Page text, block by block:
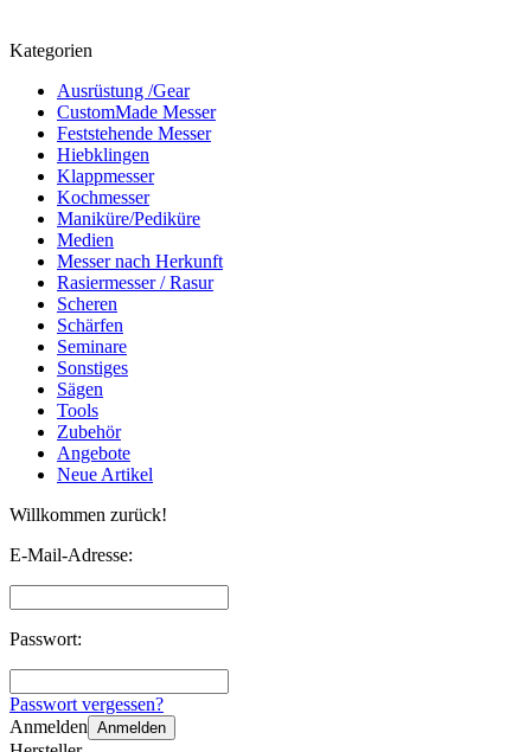
Kategorien
Ausrüstung /Gear
CustomMade Messer
Feststehende Messer
Hiebklingen
Klappmesser
Kochmesser
Maniküre/Pediküre
Medien
Messer nach Herkunft
Rasiermesser / Rasur
Scheren
Schärfen
Seminare
Sonstiges
Sägen
Tools
Zubehör
Angebote
Neue Artikel
Willkommen zurück!
E-Mail-Adresse:
Passwort:
Passwort vergessen?
Anmelden Anmelden